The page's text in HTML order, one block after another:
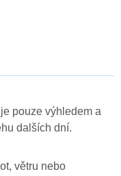
pouze výhledem a
dalších dní.
větru nebo